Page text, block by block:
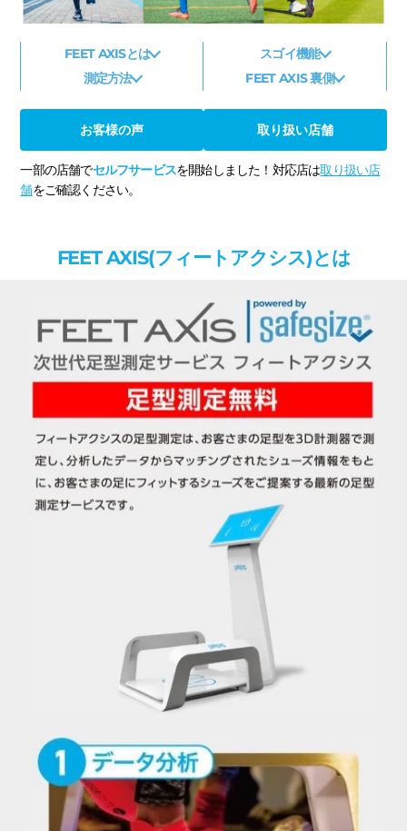
FEET AXISとは
スゴイ機能
測定方法
FEET AXIS 裏側
お客様の声 取り扱い店舗
一部の店舗でセルフサービスを開始しました！対応店は取り扱い店
舗をご確認ください。
FEET AXIS(フィートアクシス)とは